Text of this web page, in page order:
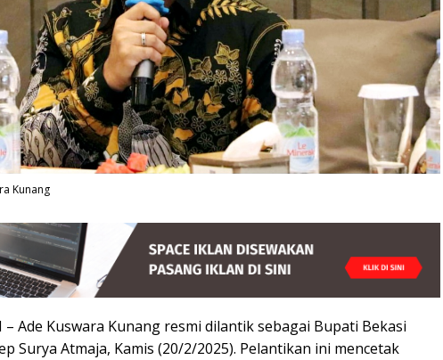
Kunang
– Ade Kuswara Kunang resmi dilantik sebagai Bupati Bekasi
Surya Atmaja, Kamis (20/2/2025). Pelantikan ini mencetak